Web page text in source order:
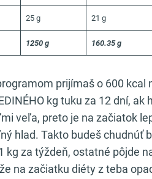
25 g 21 g
1250 g 160.35 g
prijímaš o 600 kcal
kg tuku za 12 dní,
veľa, preto je na začiatok
hlad. Takto budeš chudnúť
kg za týždeň, ostatné pôjde
na začiatku diéty z teba